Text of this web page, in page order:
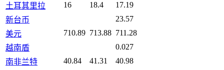
土耳其里拉
16 18.4
17.19
新台币
23.57
美元
710.89 713.88 711.28
越南盾
0.027
南非兰特
40.84 41.31
40.98